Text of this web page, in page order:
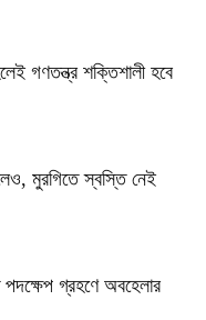
গণতন্ত্র শক্তিশালী হবে
মুরগিতে স্বস্তি নেই
গ্রহণে অবহেলার